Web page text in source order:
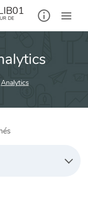
DE
Analytics